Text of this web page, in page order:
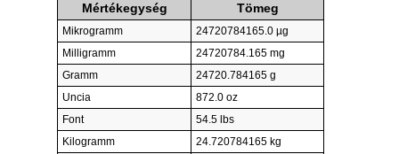
Mértékegység Tömeg
Mikrogramm
24720784165.0 µg
Milligramm
24720784.165 mg
Gramm
24720.784165 g
Uncia
872.0 oz
Font
54.5 lbs
Kilogramm
24.720784165 kg